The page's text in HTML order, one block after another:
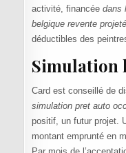
activité, financée dans
belgique revente
déductibles des
Simulation
Card est conseillé de
simulation pret auto
positif, un futur projet.
montant emprunté en